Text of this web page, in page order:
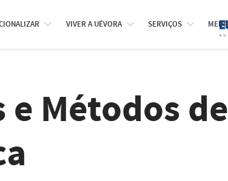
VIVER A UÉVORA SERVIÇOS
Métodos de